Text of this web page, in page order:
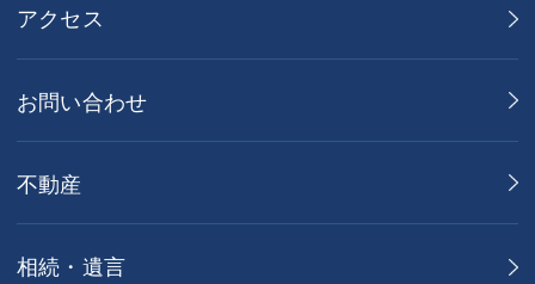
アクセス
お問い合わせ
不動産
相続・遺言